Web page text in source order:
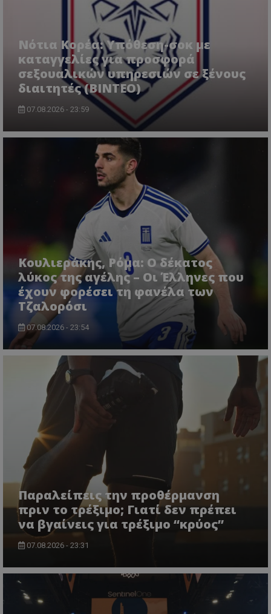
Νότια Κορέα: Υπόθεση-σοκ με
καταγγελίες για προσφορά
σεξουαλικών υπηρεσιών σε ξένους
διαιτητές (BINTEO)
07.08.2026 - 23:59
Κουλιεράκης, Ρόμα: Ο δέκατος
λύκος της αγέλης – Οι Έλληνες που
έχουν φορέσει τη φανέλα των
Τζαλορόσι
07.08.2026 - 23:54
Παραλείπεις την προθέρμανση
πριν το τρέξιμο; Γιατί δεν πρέπει
να βγαίνεις για τρέξιμο “κρύος”
07.08.2026 - 23:31